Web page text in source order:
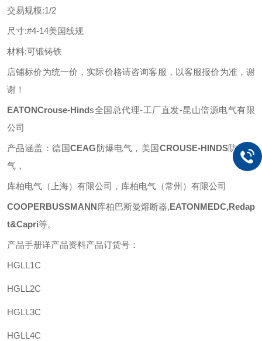
交易规模:1/2
尺寸:#4-14美国线规
材料:可锻铸铁
店铺标价为统一价，实际价格请咨询客服，以客服报价为准，谢
谢！
EATONCrouse-Hinds全国总代理-工厂直发-昆山倍源电气有限
公司
产品涵盖：德国CEAG防爆电气，美国CROUSE-HINDS防爆电
气，
库柏电气（上海）有限公司，库柏电气（常州）有限公司
COOPERBUSSMANN库柏巴斯曼熔断器,EATONMEDC,Redap
t&Capri等。
产品手册详产品资料产品订货号：
HGLL1C
HGLL2C
HGLL3C
HGLL4C